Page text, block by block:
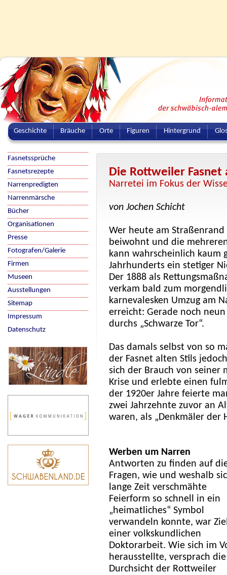
Geschichte Bräuche Orte Figuren Hintergrund
Die Rottweiler Fasnet
Narretei im Fokus der
von Jochen Schicht
Wer heute am
beiwohnt und die
kann wahrscheinlich kaum
Jahrhunderts ein stetiger
Der 1888 als
verkam bald zum
karnevalesken Umzug am
erreicht: Gerade noch
durchs „Schwarze Tor“.
Das damals selbst von so
der Fasnet alten Stils
sich der Brauch von seiner
Krise und erlebte einen
der 1920er Jahre feierte
zwei Jahrzehnte zuvor an
waren, als „Denkmäler der
Werben um Narren
Antworten zu finden auf
Fragen, wie und weshalb
lange Zeit verschmähte
Feierform so schnell in ein
„heimatliches“ Symbol
verwandeln konnte, war
einer volkskundlichen
Doktorarbeit. Wie sich im
herausstellte, versprach die
Durchsicht der Rottweiler
Fasnetssprüche
Fasnetsrezepte
Narrenpredigten
Narrenmärsche
Bücher
Organisationen
Presse
Fotografen/Galerie
Firmen
Museen
Ausstellungen
Sitemap
Impressum
Datenschutz